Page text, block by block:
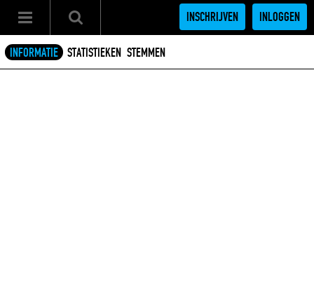
INSCHRIJVEN INLOGGEN
INFORMATIE STATISTIEKEN STEMMEN